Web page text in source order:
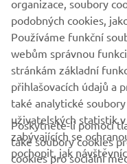
FIREMNÍ
organizace, soubory
podobných cookies,
Používáme funkční
webům správnou
stránkám základní
přihlašovacích údajů a
také analytické
uživatelských statistik
zabývajících se
pochopit, jak
Poskytnete-li pomocí
také soubory cookies
cookies pro sociální